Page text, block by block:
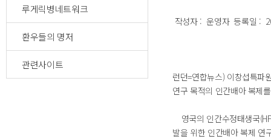
루게릭병네트워크
환우들의 명저
관련사이트
작성자 : 운영자 등록일 :
런던=연합뉴스) 이창섭특
연구 목적의 인간배아 복제
영국의 인간수정태생국
발을 위한 인간배아 복제 연